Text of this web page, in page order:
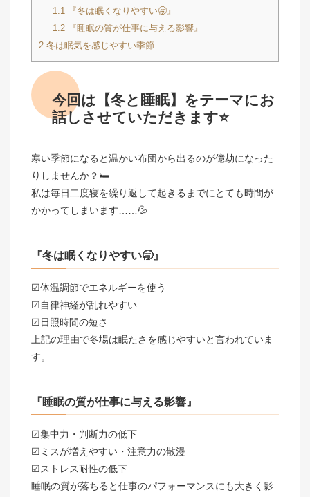
1.1『冬は眠くなりやすい🥱』
1.2『睡眠の質が仕事に与える影響』
2 冬は眠気を感じやすい季節
今回は【冬と睡眠】をテーマにお
話しさせていただきます⭐
寒い季節になると温かい布団から出るのが億劫になった
りしませんか？🛏️
私は毎日二度寝を繰り返して起きるまでにとても時間が
かかってしまいます……💦
『冬は眠くなりやすい🥱』
☑体温調節でエネルギーを使う
☑自律神経が乱れやすい
☑日照時間の短さ
上記の理由で冬場は眠たさを感じやすいと言われていま
す。
『睡眠の質が仕事に与える影響』
☑集中力・判断力の低下
☑ミスが増えやすい・注意力の散漫
☑ストレス耐性の低下
睡眠の質が落ちると仕事のパフォーマンスにも大きく影